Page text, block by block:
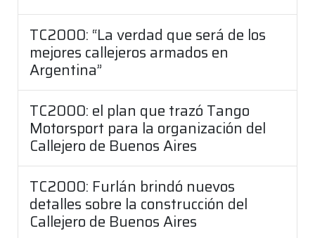
TC2000: “La verdad que será de los
mejores callejeros armados en
Argentina”
TC2000: el plan que trazó Tango
Motorsport para la organización del
Callejero de Buenos Aires
TC2000: Furlán brindó nuevos
detalles sobre la construcción del
Callejero de Buenos Aires